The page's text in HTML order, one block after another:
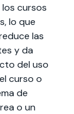
cursos
lo que
las
y da
del uso
curso o
de
o un